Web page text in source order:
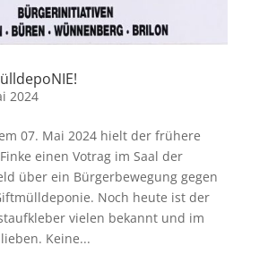
2024
07. Mai 2024 hielt der frühere
einen Votrag im Saal der
über ein Bürgerbewegung gegen
Noch heute ist der
vielen bekannt und im
Keine...